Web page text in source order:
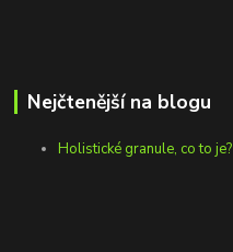
Nejčtenější na blogu
Holistické granule, co to je?